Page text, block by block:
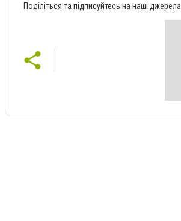
Поділіться та підписуйтесь на наші джерела